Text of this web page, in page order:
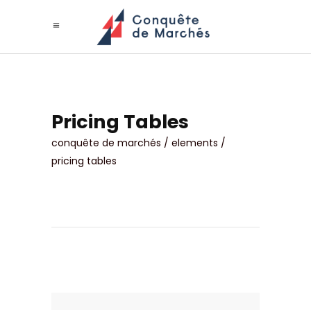
Pricing Tables
conquête de marchés / elements /
pricing tables